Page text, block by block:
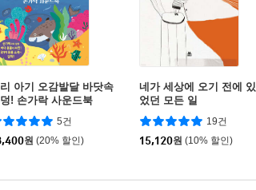
아기 오감발달 바닷속
! 손가락 사운드북
5건
원 (20% 할인)
네가 세상에 오기 전에 있
었던 모든 일
19건
15,120원 (10% 할인)